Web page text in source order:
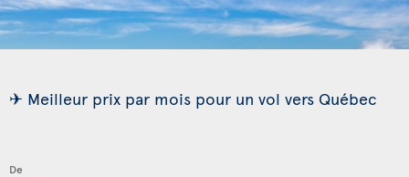
✈ Meilleur prix par mois pour un vol vers Québec
De